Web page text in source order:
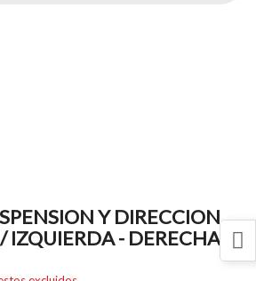
Y DIRECCION
IZQUIERDA - DERECHA